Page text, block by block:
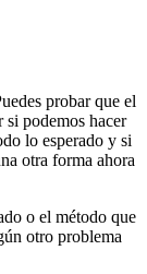
probar que el
si podemos hacer
lo esperado y si
otra forma ahora
o el método que
otro problema